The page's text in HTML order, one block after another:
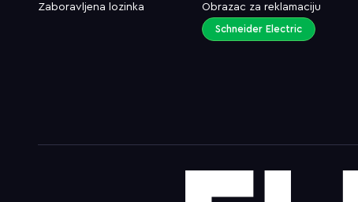
Zaboravljena lozinka
Obrazac za reklamaciju
Schneider Electric